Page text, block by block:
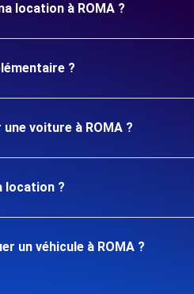
location à ROMA ?
?
voiture à ROMA ?
location ?
un véhicule à ROMA ?